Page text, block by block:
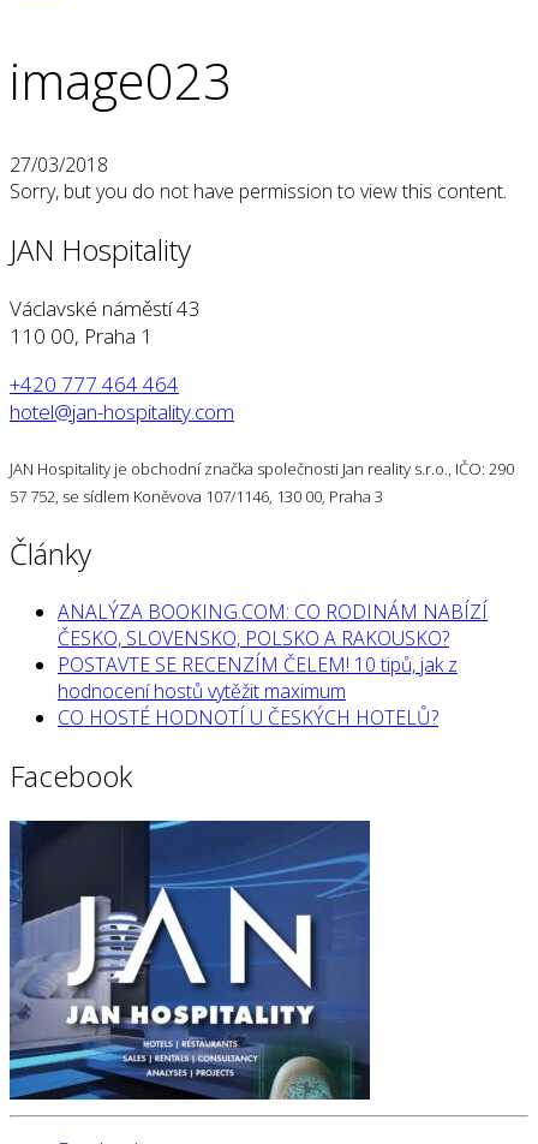
image023
27/03/2018
Sorry, but you do not have permission to view this content.
JAN Hospitality
Václavské náměstí 43
110 00, Praha 1
+420 777 464 464
hotel@jan-hospitality.com
JAN Hospitality je obchodní značka společnosti Jan reality s.r.o., IČO: 290
57 752, se sídlem Koněvova 107/1146, 130 00, Praha 3
Články
ANALÝZA BOOKING.COM: CO RODINÁM NABÍZÍ
ČESKO, SLOVENSKO, POLSKO A RAKOUSKO?
POSTAVTE SE RECENZÍM ČELEM! 10 tipů, jak z
hodnocení hostů vytěžit maximum
CO HOSTÉ HODNOTÍ U ČESKÝCH HOTELŮ?
Facebook